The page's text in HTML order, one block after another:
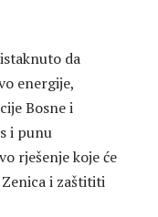
da
energije,
Bosne i
i punu
rješenje koje će
i zaštititi